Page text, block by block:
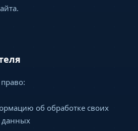
об обработке своих
данных